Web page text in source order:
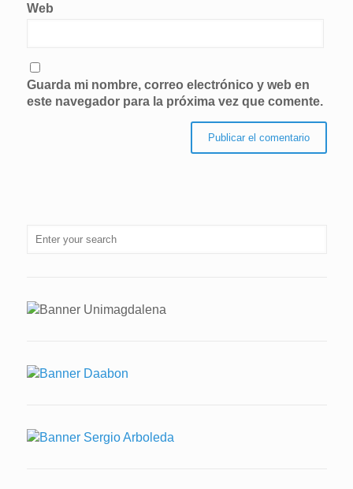
Web
Guarda mi nombre, correo electrónico y web en
este navegador para la próxima vez que comente.